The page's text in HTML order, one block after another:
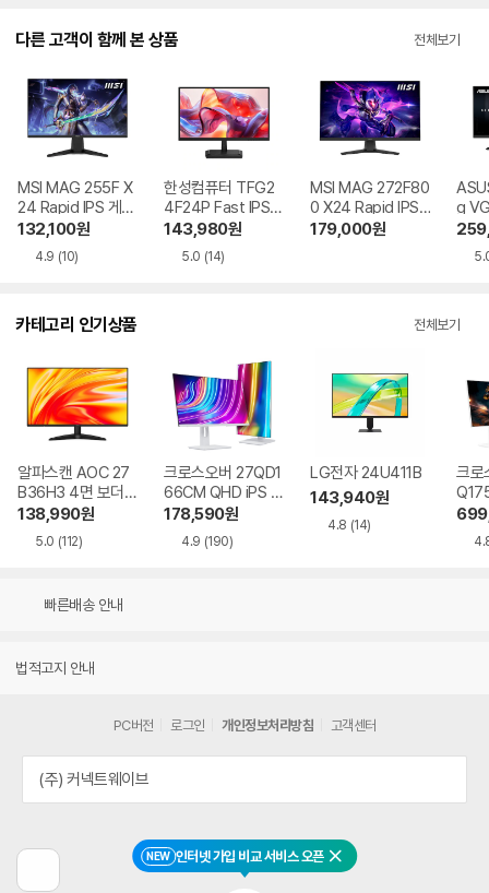
NEW 인터넷 가입 비교 서비스 오픈 닫기
다른 고객이 함께 본 상품 전체보기
MSI MAG 255F X
24 Rapid IPS 게이
밍 FHD 240 AI Vis
132,100원
4.9 (10)
한성컴퓨터 TFG2
4F24P Fast IPS F
HD 240 게이밍 무
143,980원
5.0 (14)
MSI MAG 272F80
0 X24 Rapid IPS
게이밍 FHD 240 A
179,000원
g
카테고리 인기상품 전체보기
알파스캔 AOC 27
B36H3 4면 보더리
스 IPS 120 시력보
138,990원
5.0 (112)
크로스오버 27QD1
66CM QHD iPS U
SB-C 화이트 Ai 멀
178,590원
4.9 (190)
LG전자 24U411B
143,940원
4.8 (14)
크로
빠른배송 안내
법적고지 안내
PC버전 로그인 개인정보처리방침 고객센터
(주) 커넥트웨이브